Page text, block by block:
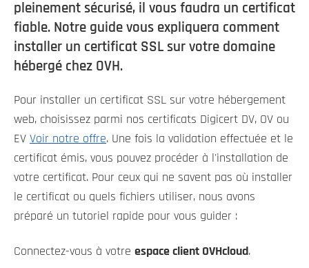
pleinement sécurisé, il vous faudra un certificat
fiable. Notre guide vous expliquera comment
installer un certificat SSL sur votre domaine
hébergé chez OVH.
Pour installer un certificat SSL sur votre hébergement
web, choisissez parmi nos certificats Digicert DV, OV ou
EV Voir notre offre. Une fois la validation effectuée et le
certificat émis, vous pouvez procéder à l'installation de
votre certificat. Pour ceux qui ne savent pas où installer
le certificat ou quels fichiers utiliser, nous avons
préparé un tutoriel rapide pour vous guider :
Connectez-vous à votre espace client OVHcloud.